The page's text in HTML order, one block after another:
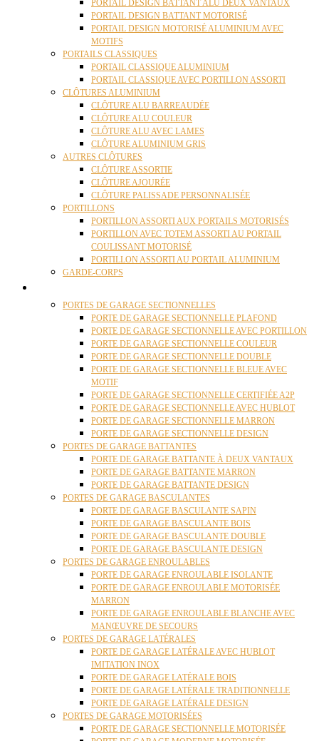
PORTAIL DESIGN BATTANT ALU DEUX VANTAUX
PORTAIL DESIGN BATTANT MOTORISÉ
PORTAIL DESIGN MOTORISÉ ALUMINIUM AVEC
MOTIFS
PORTAILS CLASSIQUES
PORTAIL CLASSIQUE ALUMINIUM
PORTAIL CLASSIQUE AVEC PORTILLON ASSORTI
CLÔTURES ALUMINIUM
CLÔTURE ALU BARREAUDÉE
CLÔTURE ALU COULEUR
CLÔTURE ALU AVEC LAMES
CLÔTURE ALUMINIUM GRIS
AUTRES CLÔTURES
CLÔTURE ASSORTIE
CLÔTURE AJOURÉE
CLÔTURE PALISSADE PERSONNALISÉE
PORTILLONS
PORTILLON ASSORTI AUX PORTAILS MOTORISÉS
PORTILLON AVEC TOTEM ASSORTI AU PORTAIL
COULISSANT MOTORISÉ
PORTILLON ASSORTI AU PORTAIL ALUMINIUM
GARDE-CORPS
PORTES DE GARAGE SECTIONNELLES
PORTE DE GARAGE SECTIONNELLE PLAFOND
PORTE DE GARAGE SECTIONNELLE AVEC PORTILLON
PORTE DE GARAGE SECTIONNELLE COULEUR
PORTE DE GARAGE SECTIONNELLE DOUBLE
PORTE DE GARAGE SECTIONNELLE BLEUE AVEC
MOTIF
PORTE DE GARAGE SECTIONNELLE CERTIFIÉE A2P
PORTE DE GARAGE SECTIONNELLE AVEC HUBLOT
PORTE DE GARAGE SECTIONNELLE MARRON
PORTE DE GARAGE SECTIONNELLE DESIGN
PORTES DE GARAGE BATTANTES
PORTE DE GARAGE BATTANTE À DEUX VANTAUX
PORTE DE GARAGE BATTANTE MARRON
PORTE DE GARAGE BATTANTE DESIGN
PORTES DE GARAGE BASCULANTES
PORTE DE GARAGE BASCULANTE SAPIN
PORTE DE GARAGE BASCULANTE BOIS
PORTE DE GARAGE BASCULANTE DOUBLE
PORTE DE GARAGE BASCULANTE DESIGN
PORTES DE GARAGE ENROULABLES
PORTE DE GARAGE ENROULABLE ISOLANTE
PORTE DE GARAGE ENROULABLE MOTORISÉE
MARRON
PORTE DE GARAGE ENROULABLE BLANCHE AVEC
MANŒUVRE DE SECOURS
PORTES DE GARAGE LATÉRALES
PORTE DE GARAGE LATÉRALE AVEC HUBLOT
IMITATION INOX
PORTE DE GARAGE LATÉRALE BOIS
PORTE DE GARAGE LATÉRALE TRADITIONNELLE
PORTE DE GARAGE LATÉRALE DESIGN
PORTES DE GARAGE MOTORISÉES
PORTE DE GARAGE SECTIONNELLE MOTORISÉE